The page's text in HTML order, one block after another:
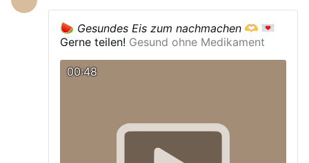
Gesundes Eis zum nachmachen
Gerne teilen! Gesund ohne Medikament
00:48